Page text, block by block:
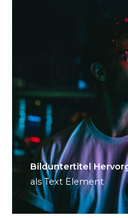
Bild­unter­titel
als Text Element